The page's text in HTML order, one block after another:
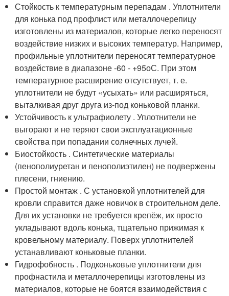
Стойкость к температурным перепадам . Уплотнители
для конька под профлист или металлочерепицу
изготовлены из материалов, которые легко переносят
воздействие низких и высоких температур. Например,
профильные уплотнители переносят температурное
воздействие в диапазоне -60 - +95оС. При этом
температурное расширение отсутствует, т. е.
уплотнители не будут «усыхать» или расширяться,
выталкивая друг друга из-под коньковой планки.
Устойчивость к ультрафиолету . Уплотнители не
выгорают и не теряют свои эксплуатационные
свойства при попадании солнечных лучей.
Биостойкость . Синтетические материалы
(пенополиуретан и пенополиэтилен) не подвержены
плесени, гниению.
Простой монтаж . С установкой уплотнителей для
кровли справится даже новичок в строительном деле.
Для их установки не требуется крепёж, их просто
укладывают вдоль конька, тщательно прижимая к
кровельному материалу. Поверх уплотнителей
устанавливают коньковые планки.
Гидрофобность . Подконьковые уплотнители для
профнастила и металлочерепицы изготовлены из
материалов, которые не боятся взаимодействия с